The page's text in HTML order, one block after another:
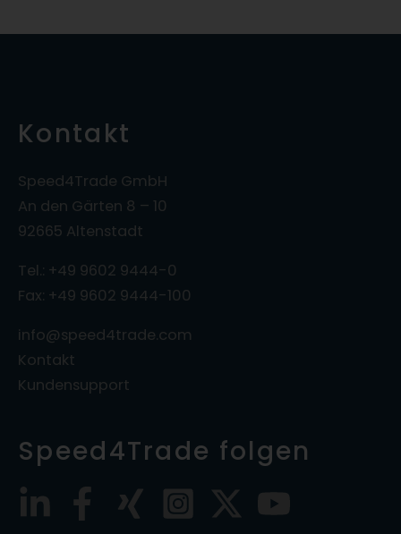
Kontakt
Speed4Trade GmbH
An den Gärten 8 – 10
92665 Altenstadt
Tel.: +49 9602 9444-0
Fax: +49 9602 9444-100
info@speed4trade.com
Kontakt
Kundensupport
Speed4Trade folgen